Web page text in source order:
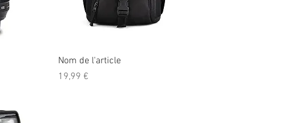
Aperçu rapide
Nom de l'article
Prix
19,99 €